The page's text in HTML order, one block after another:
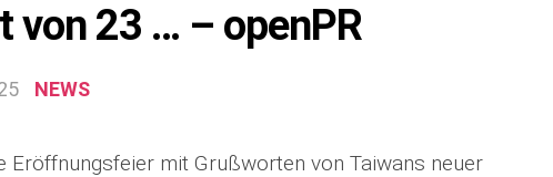
von 23 … – openPR
NEWS
Eröffnungsfeier mit Grußworten von Taiwans neuer